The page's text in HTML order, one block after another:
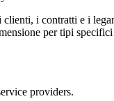
i contratti e i
per tipi
providers.